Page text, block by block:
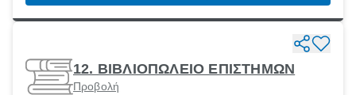
12. ΒΙΒΛΙΟΠΩΛΕΙΟ ΕΠΙΣΤΗΜΩΝ
Προβολή